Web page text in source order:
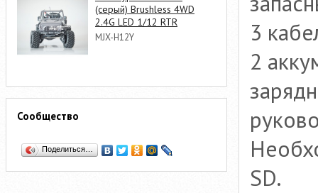
(серый) Brushless 4WD
2.4G LED 1/12 RTR
MJX-H12Y
Сообщество
Поделиться…
3
2
SD.